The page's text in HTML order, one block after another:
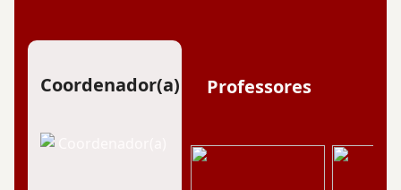
Coordenador(a) Coordenador(a)
Professores